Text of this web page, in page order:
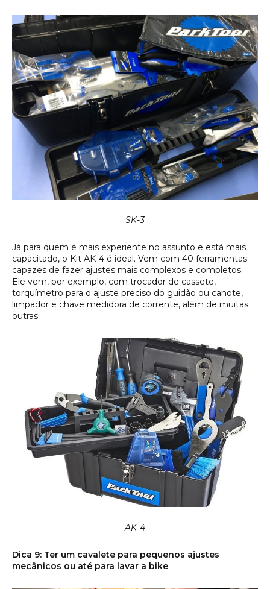
SK-3
Já para quem é mais experiente no assunto e está mais
capacitado, o Kit AK-4 é ideal. Vem com 40 ferramentas
capazes de fazer ajustes mais complexos e completos.
Ele vem, por exemplo, com trocador de cassete,
torquímetro para o ajuste preciso do guidão ou canote,
limpador e chave medidora de corrente, além de muitas
outras.
AK-4
Dica 9: Ter um cavalete para pequenos ajustes
mecânicos ou até para lavar a bike